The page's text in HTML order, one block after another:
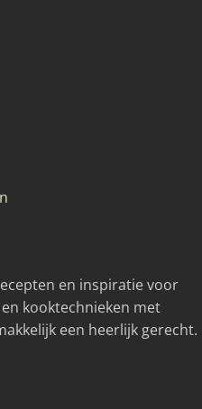
en inspiratie voor
kooktechnieken met
een heerlijk gerecht.